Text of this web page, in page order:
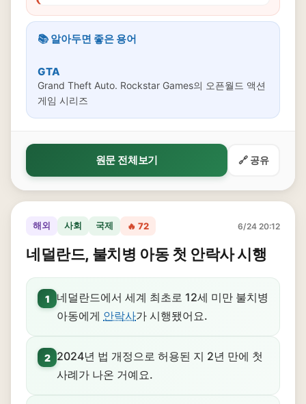
📚 알아두면 좋은 용어
GTA
Grand Theft Auto. Rockstar Games의 오픈월드 액션
게임 시리즈
원문 전체보기 🔗 공유
해외 사회 국제 🔥 72 6/24 20:12
네덜란드, 불치병 아동 첫 안락사 시행
1
네덜란드에서 세계 최초로 12세 미만 불치병
아동에게 안락사가 시행됐어요.
2
2024년 법 개정으로 허용된 지 2년 만에 첫
사례가 나온 거예요.